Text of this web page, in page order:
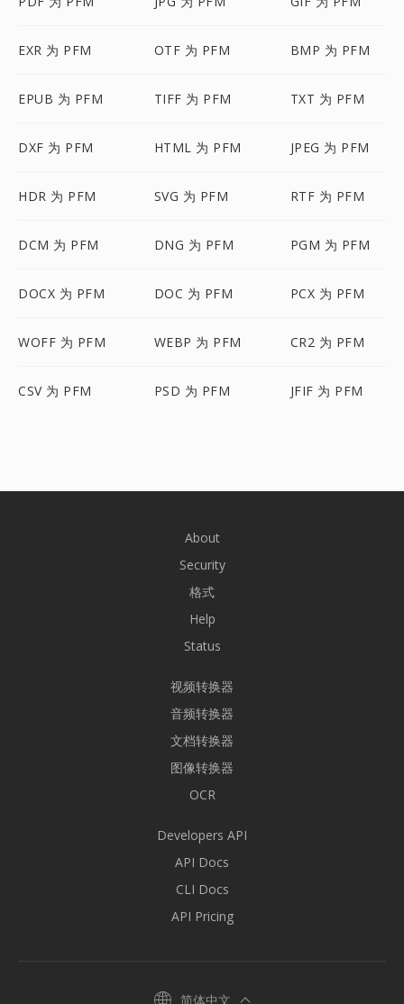
EXR 为 PFM OTF 为 PFM BMP 为 PFM
EPUB 为 PFM TIFF 为 PFM TXT 为 PFM
DXF 为 PFM HTML 为 PFM JPEG 为 PFM
HDR 为 PFM SVG 为 PFM RTF 为 PFM
DCM 为 PFM DNG 为 PFM PGM 为 PFM
DOCX 为 PFM DOC 为 PFM PCX 为 PFM
WOFF 为 PFM WEBP 为 PFM CR2 为 PFM
CSV 为 PFM PSD 为 PFM JFIF 为 PFM
About
Security
格式
Help
Status
视频转换器
音频转换器
文档转换器
图像转换器
OCR
Developers API
API Docs
CLI Docs
API Pricing
简体中文